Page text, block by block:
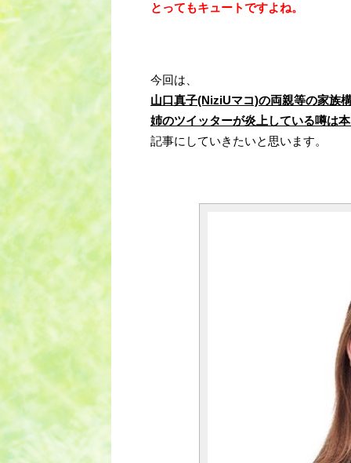
とってもキュートですよね。
今回は、
山口真子(NiziUマコ)の両親等の家族
姉のツイッターが炎上している噂は
記事にしていきたいと思います。